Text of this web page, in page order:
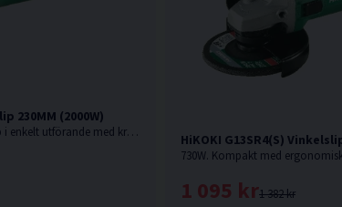
230MM (2000W)
2000W. Kompakt vinkelslip i enkelt utförande med kraftfull motor. HiKOKI G13SR4(S)
1 382 kr
1 095 kr